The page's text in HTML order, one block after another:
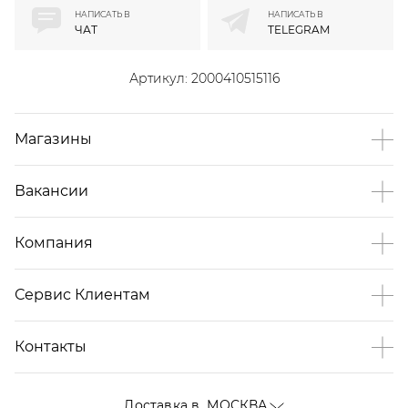
Артикул: 2000410515116
НАПИСАТЬ В
ЧАТ
НАПИСАТЬ В
TELEGRAM
Магазины
Вакансии
Компания
Сервис Клиентам
Контакты